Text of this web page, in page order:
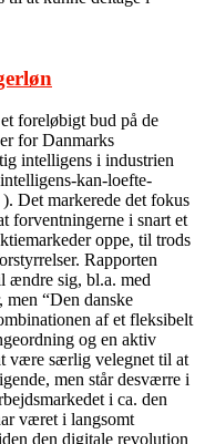
foreløbigt bud på de
for Danmarks
intelligens i industrien
kan-loefte-
Det markerede det fokus
forventningerne i snart et
oppe, til trods
Rapporten
ændre sig, bl.a. med
“Den danske
af et fleksibelt
og en aktiv
være særlig velegnet til at
men står desværre i
i ca. den
været i langsomt
den digitale revolution